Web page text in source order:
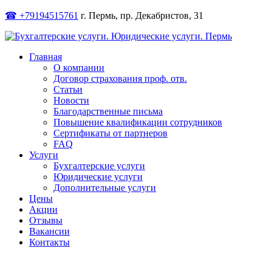
☎ +79194515761 г. Пермь, пр. Декабристов, 31
Главная
О компании
Договор страхования проф. отв.
Статьи
Новости
Благодарственные письма
Повышение квалификации сотрудников
Сертификаты от партнеров
FAQ
Услуги
Бухгалтерские услуги
Юридические услуги
Дополнительные услуги
Цены
Акции
Отзывы
Вакансии
Контакты